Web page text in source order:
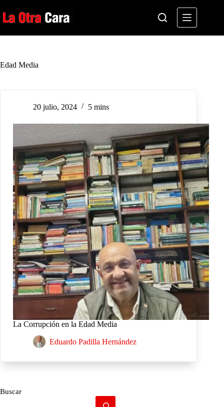
al
contenido
Edad Media
20 julio, 2024 5 mins
La Corrupción en la Edad Media
Eduardo Padilla Hernández
Buscar